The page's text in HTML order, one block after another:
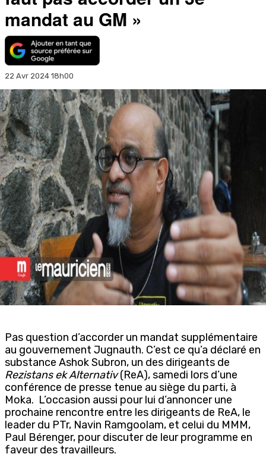
mandat au GM »
22 Avr 2024 18h00
Pas question d’accorder un mandat supplémentaire
au gouvernement Jugnauth. C’est ce qu’a déclaré en
substance Ashok Subron, un des dirigeants de
Rezistans ekAlternativ(ReA), samedi lors d’une
conférence de presse tenue au siège du parti, à
Moka. L’occasion aussi pour lui d’annoncer une
prochaine rencontre entre les dirigeants de ReA, le
leader du PTr, Navin Ramgoolam, et celui du MMM,
Paul Bérenger, pour discuter de leur programme en
faveur des travailleurs.